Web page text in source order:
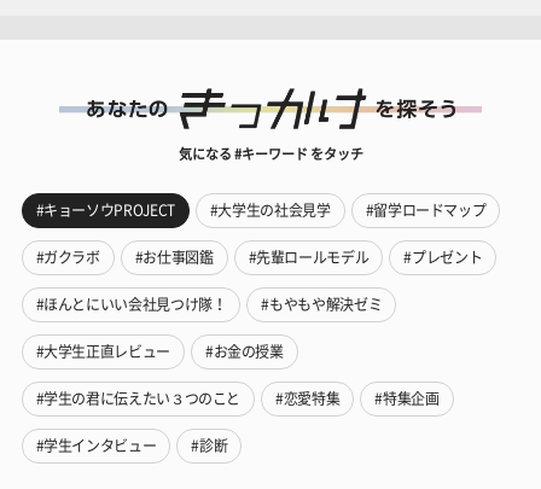
気になる #キーワード をタッチ
#キョーソウPROJECT #大学生の社会見学 #留学ロードマップ
#ガクラボ #お仕事図鑑 #先輩ロールモデル #プレゼント
#ほんとにいい会社見つけ隊！ #もやもや解決ゼミ
#大学生正直レビュー #お金の授業
#学生の君に伝えたい３つのこと #恋愛特集 #特集企画
#学生インタビュー #診断